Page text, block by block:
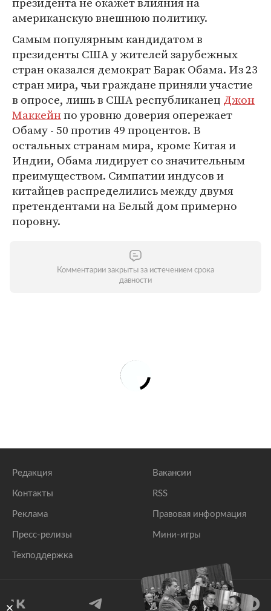
американскую внешнюю политику.
Самым популярным кандидатом в
президенты США у жителей зарубежных
стран оказался демократ Барак Обама. Из 23
стран мира, чьи граждане приняли участие
в опросе, лишь в США республиканец Джон
Маккейнпо уровню доверия опережает
Обаму - 50 против 49 процентов. В
остальных странам мира, кроме Китая и
Индии, Обама лидирует со значительным
преимуществом. Симпатии индусов и
китайцев распределились между двумя
претендентами на Белый дом примерно
поровну.
Комментарии закрыты за истечением срока
давности
Редакция
Контакты
Реклама
Пресс-релизы
Техподдержка
Вакансии
RSS
Правовая информация
Мини-игры